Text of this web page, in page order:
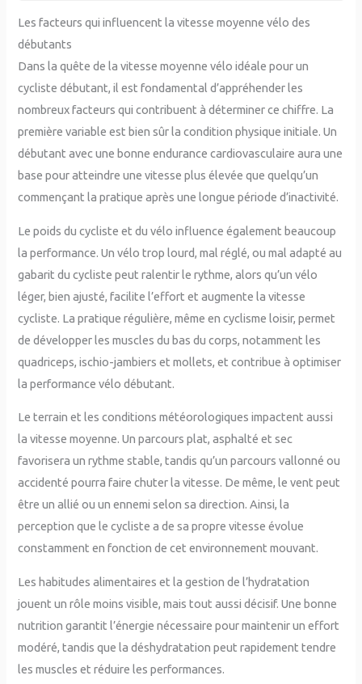
Les facteurs qui influencent la vitesse moyenne vélo des
débutants
Dans la quête de la vitesse moyenne vélo idéale pour un
cycliste débutant, il est fondamental d’appréhender les
nombreux facteurs qui contribuent à déterminer ce chiffre. La
première variable est bien sûr la condition physique initiale. Un
débutant avec une bonne endurance cardiovasculaire aura une
base pour atteindre une vitesse plus élevée que quelqu’un
commençant la pratique après une longue période d’inactivité.
Le poids du cycliste et du vélo influence également beaucoup
la performance. Un vélo trop lourd, mal réglé, ou mal adapté au
gabarit du cycliste peut ralentir le rythme, alors qu’un vélo
léger, bien ajusté, facilite l’effort et augmente la vitesse
cycliste. La pratique régulière, même en cyclisme loisir, permet
de développer les muscles du bas du corps, notamment les
quadriceps, ischio-jambiers et mollets, et contribue à optimiser
la performance vélo débutant.
Le terrain et les conditions météorologiques impactent aussi
la vitesse moyenne. Un parcours plat, asphalté et sec
favorisera un rythme stable, tandis qu’un parcours vallonné ou
accidenté pourra faire chuter la vitesse. De même, le vent peut
être un allié ou un ennemi selon sa direction. Ainsi, la
perception que le cycliste a de sa propre vitesse évolue
constamment en fonction de cet environnement mouvant.
Les habitudes alimentaires et la gestion de l’hydratation
jouent un rôle moins visible, mais tout aussi décisif. Une bonne
nutrition garantit l’énergie nécessaire pour maintenir un effort
modéré, tandis que la déshydratation peut rapidement tendre
les muscles et réduire les performances.